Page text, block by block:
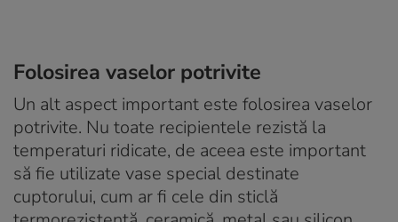
Folosirea vaselor potrivite
Un alt aspect important este folosirea vaselor
potrivite. Nu toate recipientele rezistă la
temperaturi ridicate, de aceea este important
să fie utilizate vase special destinate
cuptorului, cum ar fi cele din sticlă